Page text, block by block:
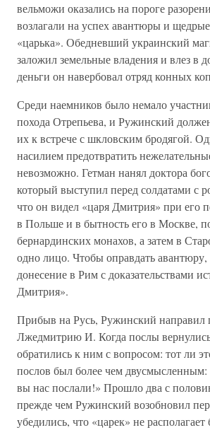
вельможи оказались на пороге
возлагали на успех авантюры и
«царька». Обедневший украинский
заложил земельные владения и влез в
деньги он навербовал отряд конных
Среди наемников было немало
похода Отрепьева, и Ружинский
их к встрече с шкловским бродягой.
насилием предотвратить
невозможно. Гетман нанял доктора
который выступил перед солдатами с
что он видел «царя Дмитрия» при его
в Польше и в бытность его в Москве,
бернардинских монахов, а затем в
одно лицо. Чтобы оправдать авантюру,
донесение в Рим с доказательствами
Дмитрия».
Прибыв на Русь, Ружинский направил
Лжедмитрию И. Когда послы
обратились к ним с вопросом: тот ли
послов был более чем двусмысленным:
вы нас послали!» Прошло два с
прежде чем Ружинский возобновил
убедились, что «царек» не располагает